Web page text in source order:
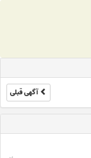
آگهی قبلی